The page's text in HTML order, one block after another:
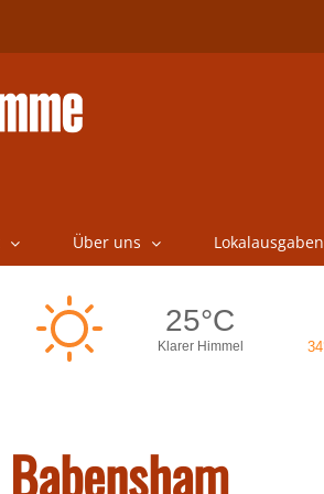
Über uns Lokalausgaben